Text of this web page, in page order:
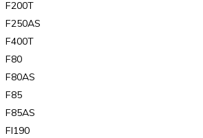
F200T
F250AS
F400T
F80
F80AS
F85
F85AS
FI190